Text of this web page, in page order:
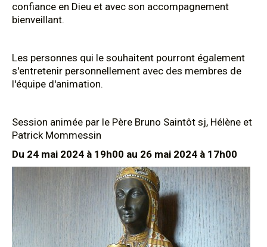
confiance en Dieu et avec son accompagnement
bienveillant.
Les personnes qui le souhaitent pourront également
s'entretenir personnellement avec des membres de
l'équipe d'animation.
Session animée par le Père Bruno Saintôt sj, Hélène et
Patrick Mommessin
Du 24 mai 2024 à 19h00 au 26 mai 2024 à 17h00